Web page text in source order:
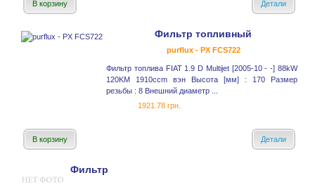
В корзину Детали
Фильтр топливный
purflux - PX FCS722
Фильтр топлива FIAT 1.9 D Multijet [2005-10 - -] 88kW
120KM 1910ccm вэн Высота [мм] : 170 Размер
резьбы : 8 Внешний диаметр ...
1921.78 грн.
В корзину Детали
Фильтр